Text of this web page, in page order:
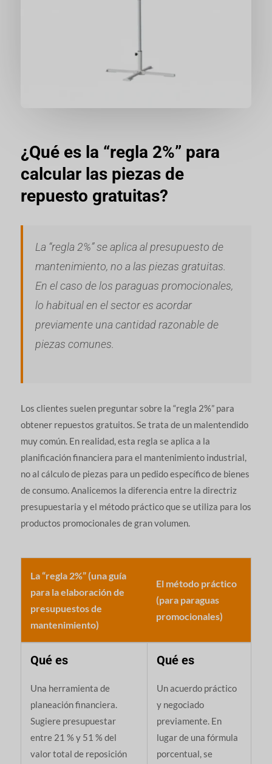
¿Qué es la “regla 2%” para
calcular las piezas de
repuesto gratuitas?
La “regla 2%” se aplica al presupuesto de
mantenimiento, no a las piezas gratuitas.
En el caso de los paraguas promocionales,
lo habitual en el sector es acordar
previamente una cantidad razonable de
piezas comunes.
Los clientes suelen preguntar sobre la “regla 2%” para
obtener repuestos gratuitos. Se trata de un malentendido
muy común. En realidad, esta regla se aplica a la
planificación financiera para el mantenimiento industrial,
no al cálculo de piezas para un pedido específico de bienes
de consumo. Analicemos la diferencia entre la directriz
presupuestaria y el método práctico que se utiliza para los
productos promocionales de gran volumen.
La “regla 2%” (una guía
para la elaboración de
presupuestos de
mantenimiento)
El método práctico
(para paraguas
promocionales)
Qué es
Una herramienta de
planeación financiera.
Sugiere presupuestar
entre 21 % y 51 % del
valor total de reposición
Qué es
Un acuerdo práctico
y negociado
previamente. En
lugar de una fórmula
porcentual, se